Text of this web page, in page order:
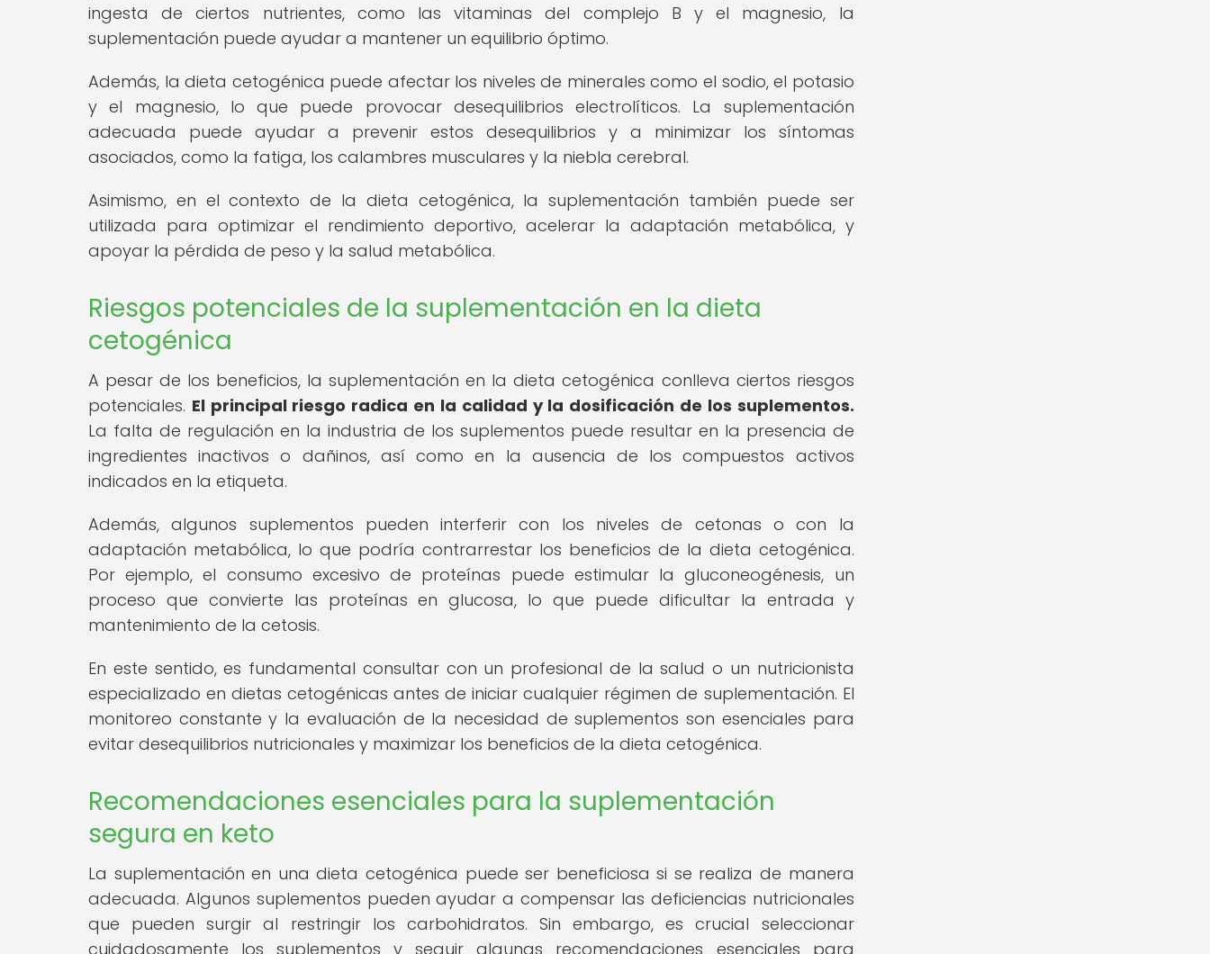
ingesta de ciertos nutrientes, como las vitaminas del complejo B y el magnesio, la
suplementación puede ayudar a mantener un equilibrio óptimo.
Además, la dieta cetogénica puede afectar los niveles de minerales como el sodio, el potasio
y el magnesio, lo que puede provocar desequilibrios electrolíticos. La suplementación
adecuada puede ayudar a prevenir estos desequilibrios y a minimizar los síntomas
asociados, como la fatiga, los calambres musculares y la niebla cerebral.
Asimismo, en el contexto de la dieta cetogénica, la suplementación también puede ser
utilizada para optimizar el rendimiento deportivo, acelerar la adaptación metabólica, y
apoyar la pérdida de peso y la salud metabólica.
Riesgos potenciales de la suplementación en la dieta
cetogénica
A pesar de los beneficios, la suplementación en la dieta cetogénica conlleva ciertos riesgos
potenciales. El principal riesgo radica en la calidad y la dosificación de los suplementos.
La falta de regulación en la industria de los suplementos puede resultar en la presencia de
ingredientes inactivos o dañinos, así como en la ausencia de los compuestos activos
indicados en la etiqueta.
Además, algunos suplementos pueden interferir con los niveles de cetonas o con la
adaptación metabólica, lo que podría contrarrestar los beneficios de la dieta cetogénica.
Por ejemplo, el consumo excesivo de proteínas puede estimular la gluconeogénesis, un
proceso que convierte las proteínas en glucosa, lo que puede dificultar la entrada y
mantenimiento de la cetosis.
En este sentido, es fundamental consultar con un profesional de la salud o un nutricionista
especializado en dietas cetogénicas antes de iniciar cualquier régimen de suplementación. El
monitoreo constante y la evaluación de la necesidad de suplementos son esenciales para
evitar desequilibrios nutricionales y maximizar los beneficios de la dieta cetogénica.
Recomendaciones esenciales para la suplementación
segura en keto
La suplementación en una dieta cetogénica puede ser beneficiosa si se realiza de manera
adecuada. Algunos suplementos pueden ayudar a compensar las deficiencias nutricionales
que pueden surgir al restringir los carbohidratos. Sin embargo, es crucial seleccionar
cuidadosamente los suplementos y seguir algunas recomendaciones esenciales para